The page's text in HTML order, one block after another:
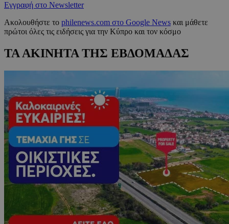
Εγγραφή στο Newsletter
Ακολουθήστε το philenews.com στο Google News και μάθετε
πρώτοι όλες τις ειδήσεις για την Κύπρο και τον κόσμο
ΤΑ ΑΚΙΝΗΤΑ ΤΗΣ ΕΒΔΟΜΑΔΑΣ